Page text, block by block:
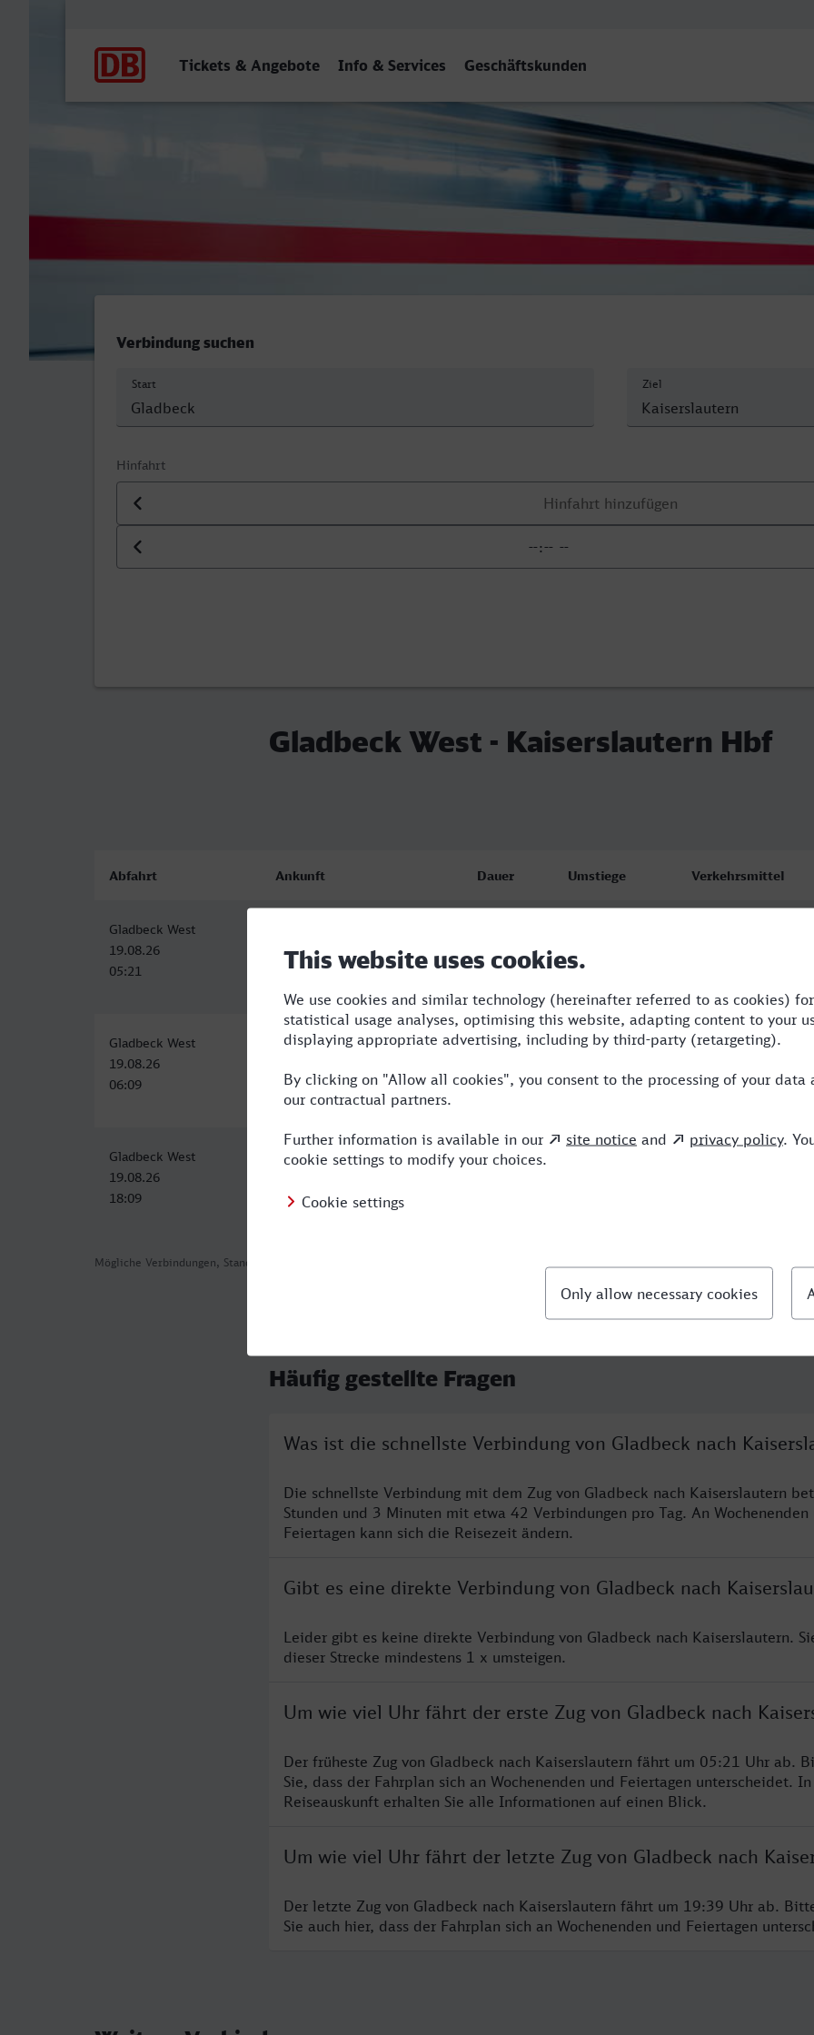
Tickets & Angebote Info & Services Geschäftskunden
Gladbeck West - Kaiserslautern Hbf
Verbindung suchen
Start Ziel
Hinfahrt
Datum der Hinfahrt
Uhrzeit der Hinfahrt
Gladbeck West - Kaiserslautern Hbf
Mögliche Verbindungen, Stand: 2026-08-05 15:01
Abfahrt Ankunft Dauer Umstiege Verkehrsmittel
Gladbeck West
19.08.26
05:21
19.08.26
09:24
Gladbeck West
19.08.26
06:09
Kaiserslautern Hbf
10:21
4:12 3 RRB,ICE
Gladbeck West
19.08.26
18:09
Kaiserslautern Hbf
22:43
4:34
Häufig gestellte Fragen
Was ist die schnellste Verbindung von Gladbeck nach
Die schnellste Verbindung mit dem Zug von Gladbeck nach Kaiserslautern
Stunden und 3 Minuten mit etwa 42 Verbindungen pro Tag. An Wochenenden
Feiertagen kann sich die Reisezeit ändern.
Gibt es eine direkte Verbindung von Gladbeck nach
Leider gibt es keine direkte Verbindung von Gladbeck nach Kaiserslautern.
dieser Strecke mindestens 1 x umsteigen.
Um wie viel Uhr fährt der erste Zug von Gladbeck nach
Der früheste Zug von Gladbeck nach Kaiserslautern fährt um 05:21 Uhr ab.
Sie, dass der Fahrplan sich an Wochenenden und Feiertagen unterscheidet.
Reiseauskunft erhalten Sie alle Informationen auf einen Blick.
Um wie viel Uhr fährt der letzte Zug von Gladbeck nach
Der letzte Zug von Gladbeck nach Kaiserslautern fährt um 19:39 Uhr ab.
Sie auch hier, dass der Fahrplan sich an Wochenenden und Feiertagen